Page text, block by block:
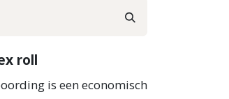
roll
is een economisch